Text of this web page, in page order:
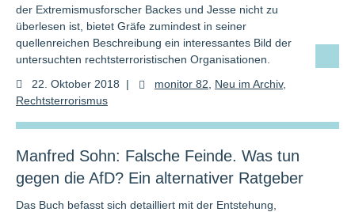
der Extremismusforscher Backes und Jesse nicht zu
überlesen ist, bietet Gräfe zumindest in seiner
quellenreichen Beschreibung ein interessantes Bild der
untersuchten rechtsterroristischen Organisationen.
22. Oktober 2018 | monitor 82 Neu im Archiv,
Rechtsterrorismus
Manfred Sohn: Falsche Feinde. Was tun
gegen die AfD? Ein alternativer Ratgeber
Das Buch befasst sich detailliert mit der Entstehung,